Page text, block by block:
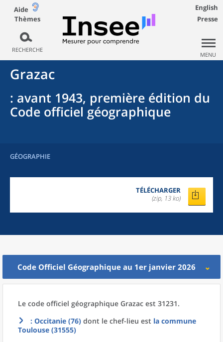
Aide
Thèmes
RECHERCHE
English
Presse
MENU
Grazac
: avant 1943, première édition du
Code officiel géographique
GÉOGRAPHIE
TÉLÉCHARGER
(zip, 13 ko)
Code Officiel Géographique au 1er janvier 2026
Le code officiel géographique Grazac est 31231.
: Occitanie (76) dont le chef-lieu est la commune
Toulouse (31555)